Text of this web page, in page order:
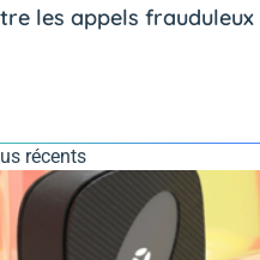
les appels frauduleux
récents